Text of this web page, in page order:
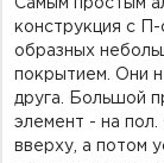
Самым простым
конструкция с
образных
покрытием. Они
друга. Большой
элемент - на пол.
вверху, а потом